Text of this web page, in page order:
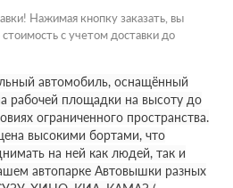
Нажимая кнопку заказать, вы
с учетом доставки до
автомобиль, оснащённый
рабочей площадки на высоту до
ограниченного пространства.
высокими бортами, что
на ней как людей, так и
автопарке Автовышки разных